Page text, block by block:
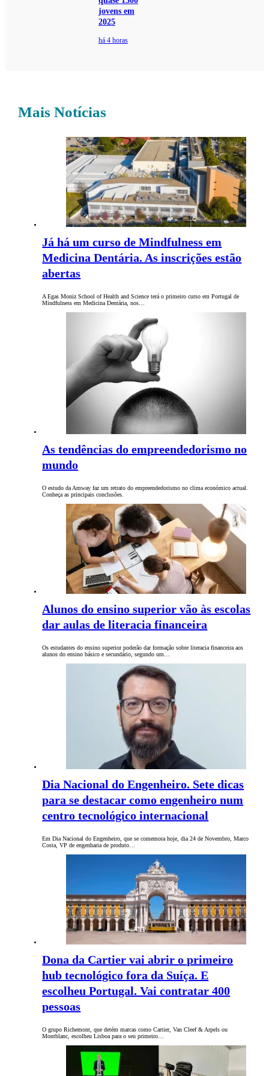
jovens em
2025
há 4 horas
Mais Notícias
Já há um curso de Mindfulness em
Medicina Dentária. As inscrições estão
abertas
A Egas Moniz School of Health and Science terá o primeiro curso em Portugal de
Mindfulness em Medicina Dentária, nos…
As tendências do empreendedorismo no
mundo
O estudo da Amway faz um retrato do empreendedorismo no clima económico actual.
Conheça as principais conclusões.
Alunos do ensino superior vão às escolas
dar aulas de literacia financeira
Os estudantes do ensino superior poderão dar formação sobre literacia financeira aos
alunos do ensino básico e secundário, segundo um…
Dia Nacional do Engenheiro. Sete dicas
para se destacar como engenheiro num
centro tecnológico internacional
Em Dia Nacional do Engenheiro, que se comemora hoje, dia 24 de Novembro, Marco
Costa, VP de engenharia de produto…
Dona da Cartier vai abrir o primeiro
hub tecnológico fora da Suíça. E
escolheu Portugal. Vai contratar 400
pessoas
O grupo Richemont, que detém marcas como Cartier, Van Cleef & Arpels ou
Montblanc, escolheu Lisboa para o seu primeiro…